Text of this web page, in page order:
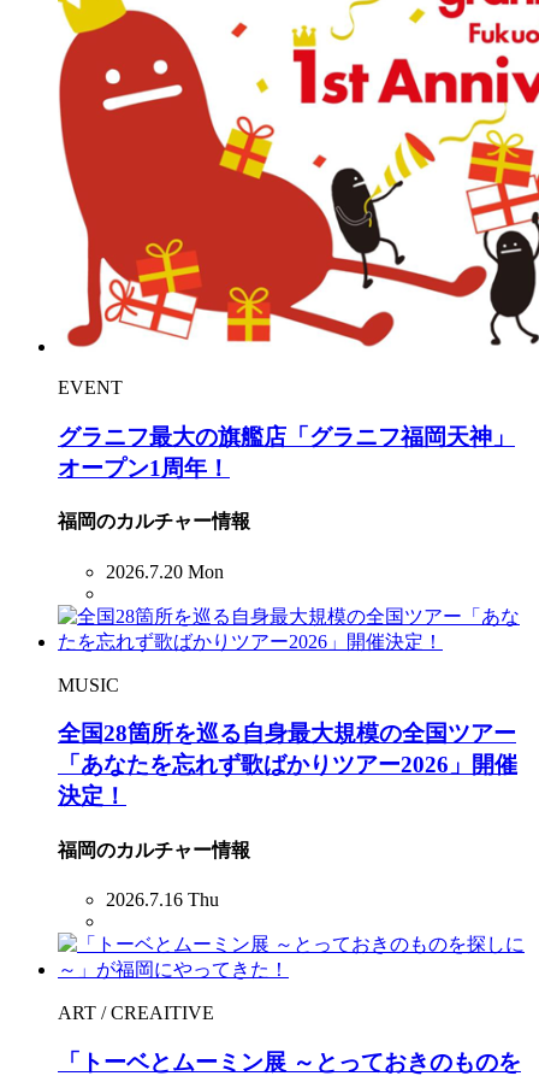
EVENT
グラニフ最大の旗艦店「グラニフ福岡天神」
オープン1周年！
福岡のカルチャー情報
2026.7.20 Mon
MUSIC
全国28箇所を巡る自身最大規模の全国ツアー
「あなたを忘れず歌ばかりツアー2026」開催
決定！
福岡のカルチャー情報
2026.7.16 Thu
ART / CREAITIVE
「トーベとムーミン展 ～とっておきのものを